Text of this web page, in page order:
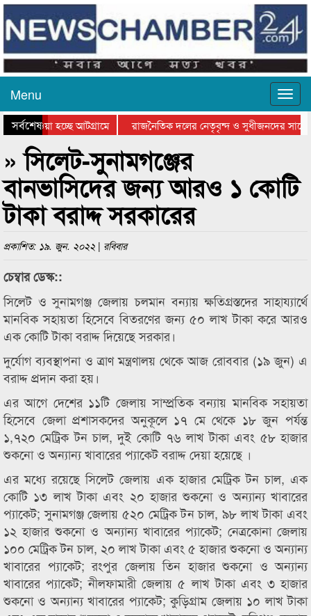
Menu
সর্বশেষ
যাওয়া হচ্ছে আটগ্রামে
রাজনৈতিক দলের নেতৃবৃন্দ ও সুধীজনদের সাথে
পুরস্কার বিতরণ সম্পন্ন
» সিলেট-সুনামগঞ্জের
বানভাসিদের জন্য আরও ১ কোটি
টাকা বরাদ্দ সরকারের
প্রকাশিত: ১৯. জুন. ২০২২ | রবিবার
চেম্বার ডেস্ক::
সিলেট ও সুনামগঞ্জ জেলায় চলমান বন্যায় ক্ষতিগ্রস্তদের সাহায্যার্থে
মানবিক সহায়তা হিসেবে বিতরণের জন্য ৫০ লাখ টাকা করে আরও
এক কোটি টাকা বরাদ্দ দিয়েছে সরকার।
দুর্যোগ ব্যবস্থাপনা ও ত্রাণ মন্ত্রণালয় থেকে আজ রোববার (১৯ জুন) এ
বরাদ্দ প্রদান করা হয়।
এর আগে ‍‍দেশের ১১টি জেলায় সাম্প্রতিক বন্যায় মানবিক সহায়তা
হিসেবে জেলা প্রশাসকদের অনুকূলে ১৭ মে থেকে ১৮ জুন পর্যন্ত
১,৭২০ মেট্রিক টন চাল, দুই কোটি ৭৬ লাখ টাকা এবং ৫৮ হাজার
শুকনো ও অন্যান্য খাবারের প্যাকেট বরাদ্দ দেয়া হয়েছে ।
এর মধ্যে রয়েছে সিলেট জেলায় এক হাজার মেট্রিক টন চাল, এক
কোটি ১৩ লাখ টাকা এবং ২০ হাজার শুকনো ও অন্যান্য খাবারের
প্যাকেট; সুনামগঞ্জ জেলায় ৫২০ মেট্রিক টন চাল, ৯৮ লাখ টাকা এবং
১২ হাজার শুকনো ও অন্যান্য খাবারের প্যাকেট; নেত্রকোনা জেলায়
১০০ মেট্রিক টন চাল, ২০ লাখ টাকা এবং ৫ হাজার শুকনো ও অন্যান্য
খাবারের প্যাকেট; রংপুর জেলায় তিন হাজার শুকনো ও অন্যান্য
খাবারের প্যাকেট; নীলফামারী জেলায় ৫ লাখ টাকা এবং ৩ হাজার
শুকনো ও অন্যান্য খাবারের প্যাকেট; কুড়িগ্রাম জেলায় ১০ লাখ টাকা